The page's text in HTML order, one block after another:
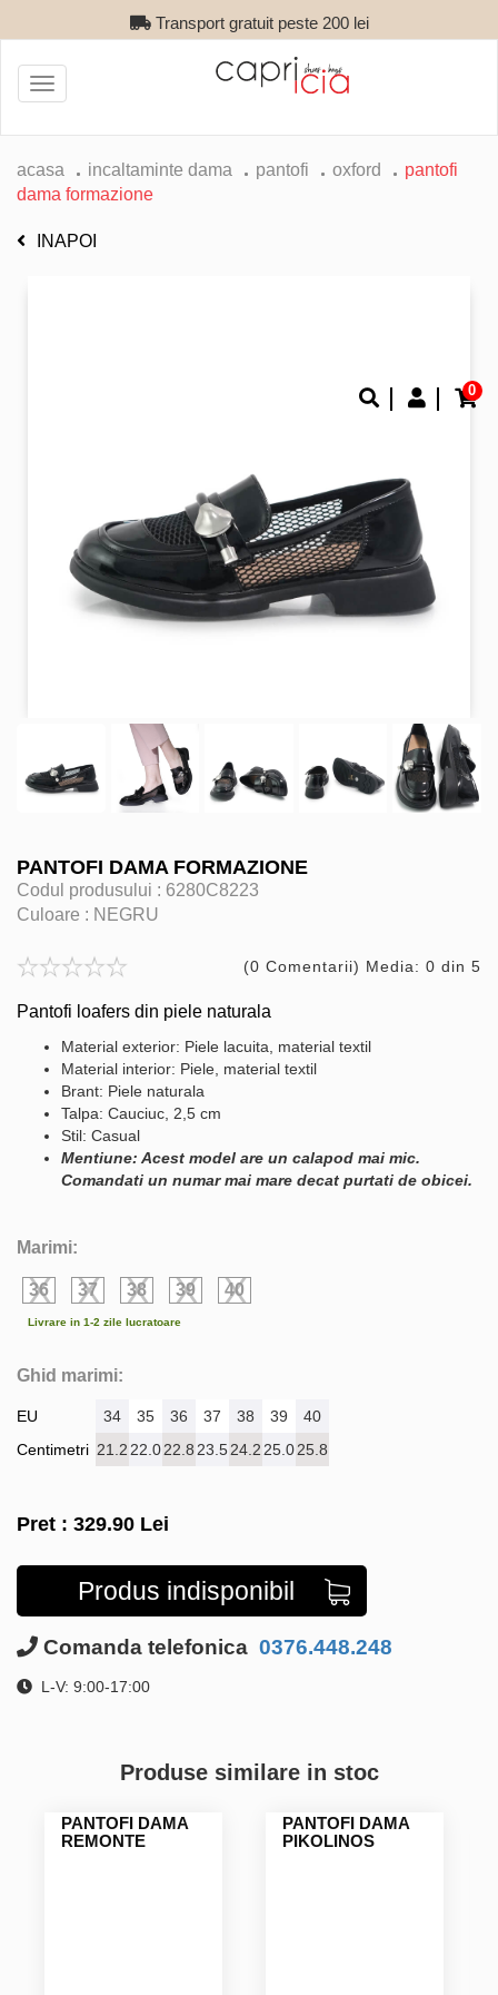
Transport gratuit peste 200 lei
0
Toggle
navigation
acasa incaltaminte dama pantofi oxford
pantofi
dama formazione
INAPOI
PANTOFI DAMA FORMAZIONE
Codul produsului : 6280C8223
Culoare : NEGRU
(0 Comentarii) Media: 0 din 5
Pantofi loafers din piele naturala
Material exterior: Piele lacuita, material textil
Material interior: Piele, material textil
Brant: Piele naturala
Talpa: Cauciuc, 2,5 cm
Stil: Casual
Mentiune: Acest model are un calapod mai mic.
Comandati un numar mai mare decat purtati de obicei.
Marimi:
36 37 38 39 40
Livrare in 1-2 zile lucratoare
Ghid marimi:
EU
Centimetri
34 35 36 37 38 39
40
21.2 22.022.8 23.524.2 25.025.8
Pret : 329.90 Lei
Produs indisponibil
Comanda telefonica 0376.448.248
L-V: 9:00-17:00
Produse similare in stoc
PANTOFI DAMA
REMONTE
PANTOFI DAMA
PIKOLINOS